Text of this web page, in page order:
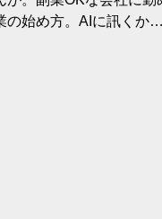
の始め方。AIに訊くか